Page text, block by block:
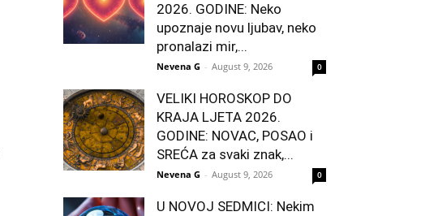
2026. GODINE: Neko
upoznaje novu ljubav, neko
pronalazi mir,...
Nevena G - August 9, 2026 0
VELIKI HOROSKOP DO
KRAJA LJETA 2026.
GODINE: NOVAC, POSAO i
SREĆA za svaki znak,...
Nevena G - August 9, 2026 0
U NOVOJ SEDMICI: Nekim